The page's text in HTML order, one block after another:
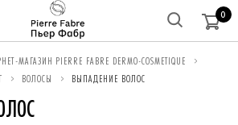
0
PIERRE FABRE DERMO-COSMETIQUE
ВОЛОСЫ ВЫПАДЕНИЕ ВОЛОС